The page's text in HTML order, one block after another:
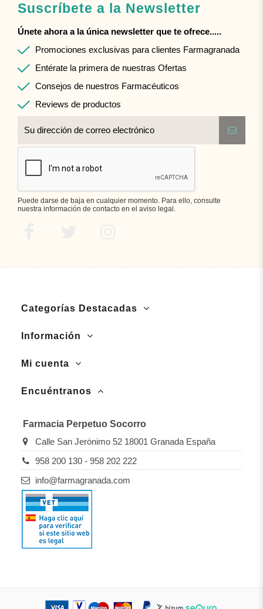
Suscríbete a la Newsletter
Únete ahora a la única newsletter que te ofrece.....
Promociones exclusivas para clientes Farmagranada
Entérate la primera de nuestras Ofertas
Consejos de nuestros Farmacéuticos
Reviews de productos
Puede darse de baja en cualquier momento. Para ello, consulte
nuestra información de contacto en el aviso legal.
Categorías Destacadas
Información
Mi cuenta
Encuéntranos
Farmacia Perpetuo Socorro
Calle San Jerónimo 52 18001 Granada España
958 200 130 - 958 202 222
info@farmagranada.com